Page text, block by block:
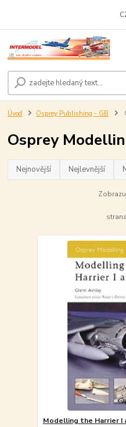
Úvod Osprey Publishing - GB
Osprey
Nejnovější Nejlevnější
strana
Modelling the Harrier I